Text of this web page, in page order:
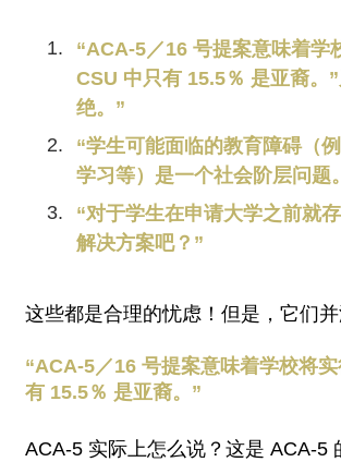
“ACA-5／16 号提案意味着学
CSU 中只有 15.5％ 是亚裔。
绝。”
“学生可能面临的教育障碍（
学习等）是一个社会阶层问题
“对于学生在申请大学之前就
解决方案吧？”
这些都是合理的忧虑！但是，它们
“ACA-5／16 号提案意味着学校将
有 15.5％ 是亚裔。”
ACA-5 实际上怎么说？这是 ACA-5